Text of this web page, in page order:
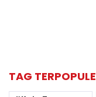
TAG